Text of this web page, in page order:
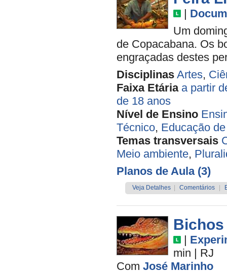
|
Um
de Copacabana. Os
engraçadas destes
Disciplinas Artes,
Faixa Etária a partir
de 18 anos
Nível de Ensino
Técnico, Educação
Temas transversais
Meio ambiente,
Planos de Aula (3)
Veja Detalhes Comentários
|
min | RJ
Com José Marinho